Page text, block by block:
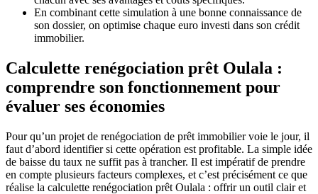
En combinant cette simulation à une bonne connaissance de
son dossier, on optimise chaque euro investi dans son crédit
immobilier.
Calculette renégociation prêt Oulala :
comprendre son fonctionnement pour
évaluer ses économies
Pour qu’un projet de renégociation de prêt immobilier voie le jour, il
faut d’abord identifier si cette opération est profitable. La simple idée
de baisse du taux ne suffit pas à trancher. Il est impératif de prendre
en compte plusieurs facteurs complexes, et c’est précisément ce que
réalise la calculette renégociation prêt Oulala : offrir un outil clair et